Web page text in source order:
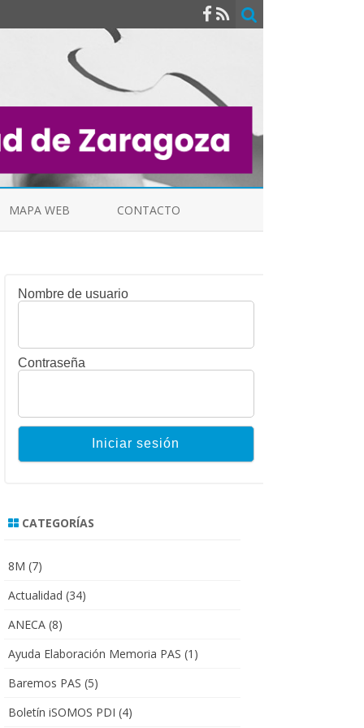
MAPA WEB CONTACTO
Nombre de usuario
Contraseña
CATEGORÍAS
8M (7)
Actualidad (34)
ANECA(8)
Ayuda Elaboración Memoria PAS (1)
Baremos PAS (5)
Boletín iSOMOS PDI (4)